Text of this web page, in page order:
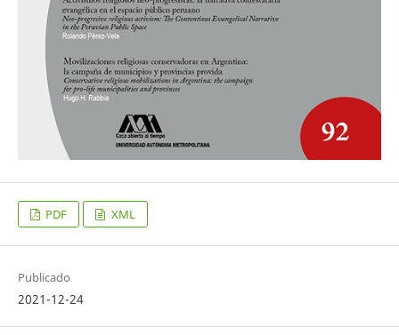
PDF XML
Publicado
2021-12-24